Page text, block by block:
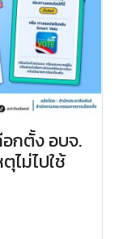
อกตั้ง อบจ.
ไม่ไปใช้